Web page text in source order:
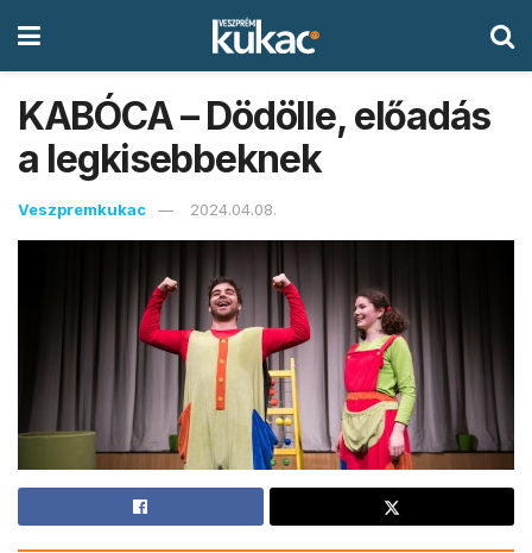
KABÓCA – Dödölle, előadás
a legkisebbeknek
Veszpremkukac 2024.04.08.